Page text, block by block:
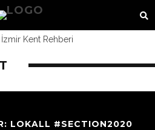
LOKALL #SECTION2020